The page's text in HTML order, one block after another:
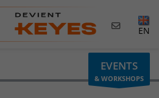
nous
EN
EVENTS
& WORKSHOPS